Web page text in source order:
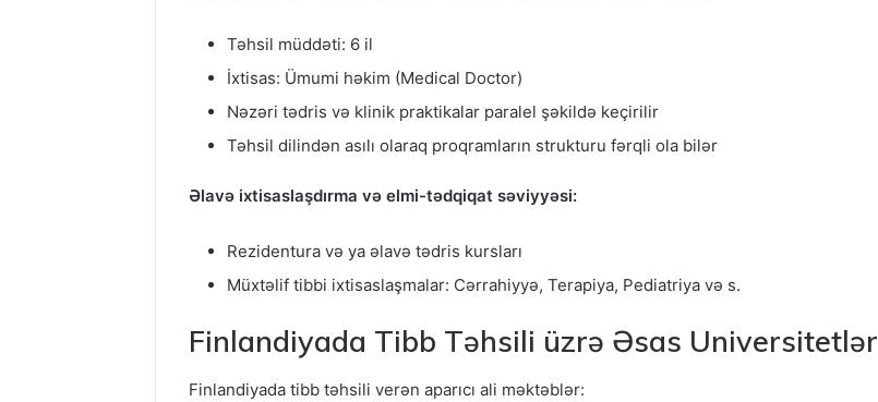
Təhsil müddəti: 6 il
İxtisas: Ümumi həkim (Medical Doctor)
Nəzəri tədris və klinik praktikalar paralel şəkildə keçirilir
Təhsil dilindən asılı olaraq proqramların strukturu fərqli ola bilər
Əlavə ixtisaslaşdırma və elmi-tədqiqat səviyyəsi:
Rezidentura və ya əlavə tədris kursları
Müxtəlif tibbi ixtisaslaşmalar: Cərrahiyyə, Terapiya, Pediatriya və s.
Finlandiyada Tibb Təhsili üzrə Əsas Universitetlər
Finlandiyada tibb təhsili verən aparıcı ali məktəblər: